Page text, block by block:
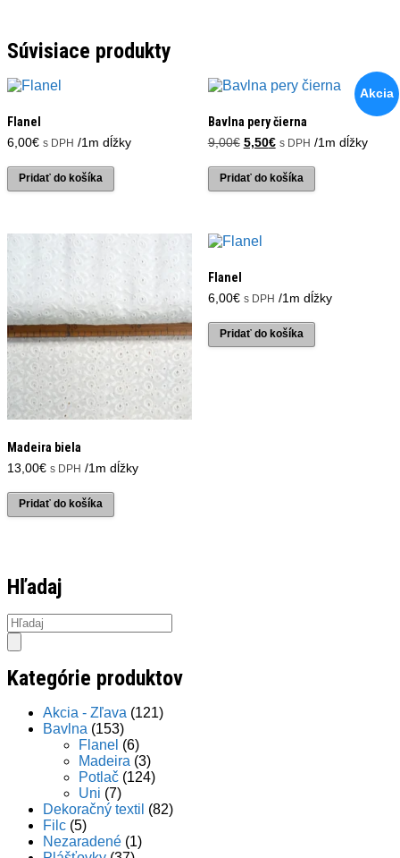
Súvisiace produkty
Flanel
6,00€ s DPH /1m dĺžky
Pridať do košíka
Akcia
Bavlna pery čierna
9,00€ Pôvodná
bola:
9,00€.
5,50€Aktuálna
je:
5,50€.
s DPH /1m dĺžky
Pridať do košíka
Madeira biela
13,00€ s DPH /1m dĺžky
Pridať do košíka
Flanel
6,00€ s DPH /1m dĺžky
Pridať do košíka
Hľadaj
Products
search
Kategórie produktov
Akcia - Zľava (121)
Bavlna (153)
Flanel (6)
Madeira (3)
Potlač (124)
Uni (7)
Dekoračný textil (82)
Filc (5)
Nezaradené (1)